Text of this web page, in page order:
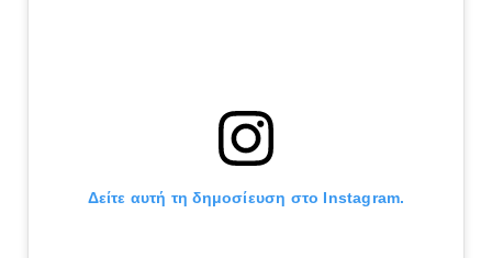
Δείτε αυτή τη δημοσίευση στο Instagram.